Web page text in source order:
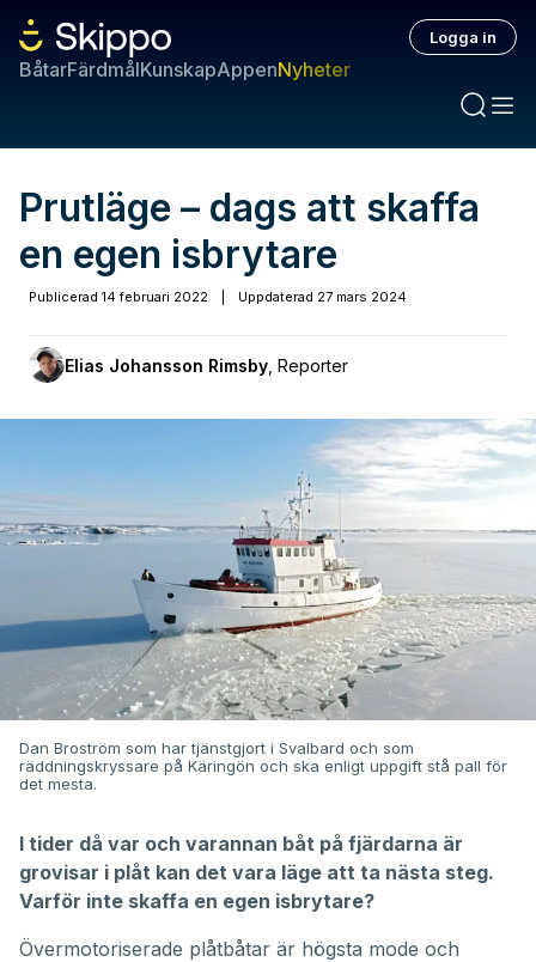
BåtarFärdmålKunskapAppenNyheter
Logga in
Prutläge – dags att skaffa
en egen isbrytare
Publicerad 14 februari 2022 Uppdaterad 27 mars 2024
Elias Johansson Rimsby Reporter
Dan Broström som har tjänstgjort i Svalbard och som
räddningskryssare på Käringön och ska enligt uppgift stå pall för
det mesta.
I tider då var och varannan båt på fjärdarna är
grovisar i plåt kan det vara läge att ta nästa steg.
Varför inte skaffa en egen isbrytare?
Övermotoriserade plåtbåtar är högsta mode och